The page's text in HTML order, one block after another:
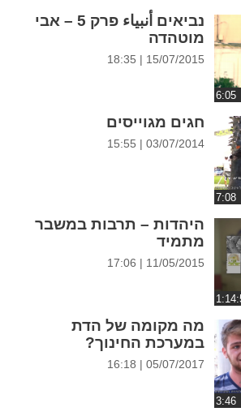
נביאים أنبياء פרק 5 – אבי
מוטהדה
15/07/2015 | 18:35
חגים מגוייסים
03/07/2014 | 15:55
היהדות – תרבות במשבר
מתמיד
11/05/2015 | 17:06
מה מקומה של הדת
במערכת החינוך?
05/07/2017 | 16:18